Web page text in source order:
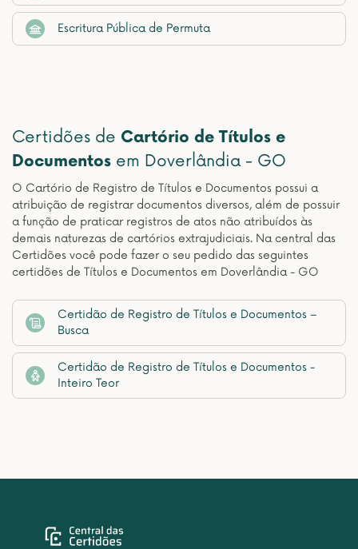
Escritura Pública de Permuta
Certidões de Cartório de Títulos e
Documentos em Doverlândia - GO
O Cartório de Registro de Títulos e Documentos possui a
atribuição de registrar documentos diversos, além de possuir
a função de praticar registros de atos não atribuídos às
demais naturezas de cartórios extrajudiciais. Na central das
Certidões você pode fazer o seu pedido das seguintes
certidões de Títulos e Documentos em Doverlândia - GO
Certidão de Registro de Títulos e Documentos –
Busca
Certidão de Registro de Títulos e Documentos -
Inteiro Teor